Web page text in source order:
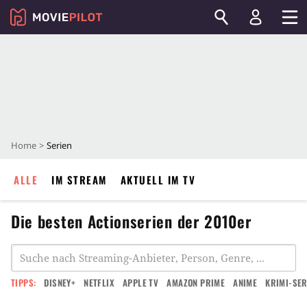
Home Serien
ALLE IM STREAM AKTUELL IM TV
Die besten Actionserien der 2010er
TIPPS: DISNEY+ NETFLIX APPLE TV AMAZON PRIME ANIME KRIMI-